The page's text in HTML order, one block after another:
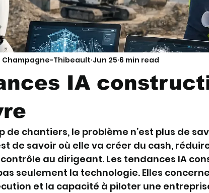
IA
Champagne-Thibeault Jun 25 6 min read
de chantiers, le problème n’est plus de
de savoir où elle va créer du cash,
au dirigeant. Les tendances IA
seulement la technologie. Elles
et la capacité à piloter une